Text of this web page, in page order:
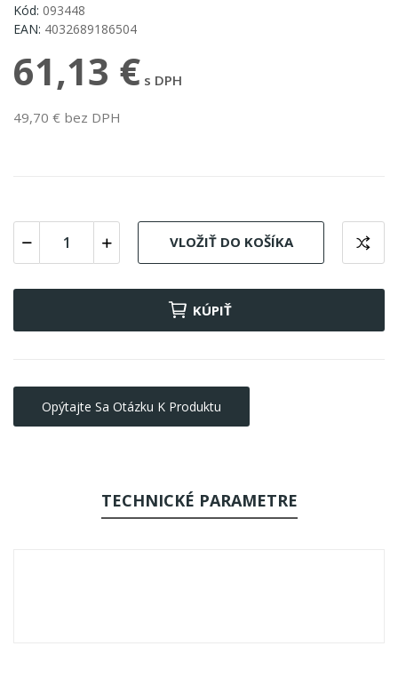
Kód: 093448
EAN: 4032689186504
61,13 € s DPH
49,70 € bez DPH
VLOŽIŤ DO KOŠÍKA
KÚPIŤ
Opýtajte Sa Otázku K Produktu
TECHNICKÉ PARAMETRE